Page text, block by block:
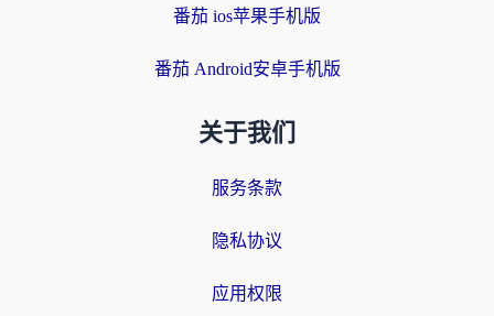
番茄 ios苹果手机版
番茄 Android安卓手机版
关于我们
服务条款
隐私协议
应用权限